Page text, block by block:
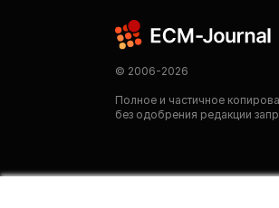
© 2006-2026
Полное и частичное
без одобрения редакции